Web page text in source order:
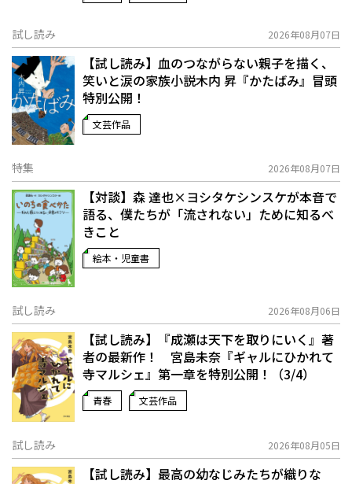
試し読み 2026年08月07日
【試し読み】血のつながらない親子を描く、
笑いと涙の家族小説――木内 昇『かたばみ』冒頭
特別公開！
文芸作品
特集 2026年08月07日
【対談】森 達也×ヨシタケシンスケが本音で
語る、僕たちが「流されない」ために知るべ
きこと
絵本・児童書
試し読み 2026年08月06日
【試し読み】『成瀬は天下を取りにいく』著
者の最新作！ 宮島未奈『ギャルにひかれて
寺マルシェ』第一章を特別公開！（3/4）
青春 文芸作品
試し読み 2026年08月05日
【試し読み】最高の幼なじみたちが織りな